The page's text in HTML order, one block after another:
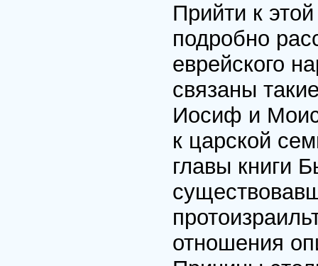
Прийти к
подробно
еврейского
связаны
Иосиф и
к царской
главы книги
отношения